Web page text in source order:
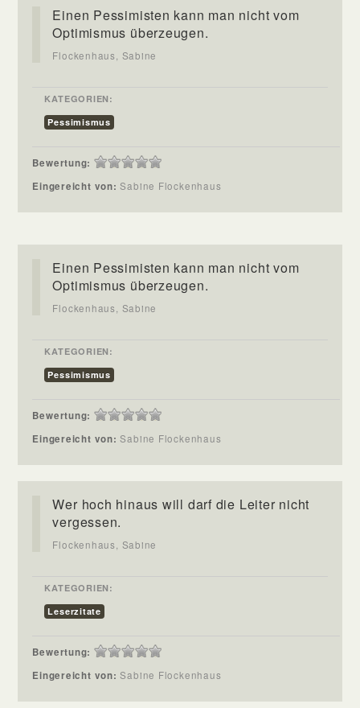
Einen Pessimisten kann man nicht vom
Optimismus überzeugen.
Flockenhaus, Sabine
KATEGORIEN:
Pessimismus
Bewertung:
Eingereicht von:Sabine Flockenhaus
Einen Pessimisten kann man nicht vom
Optimismus überzeugen.
Flockenhaus, Sabine
KATEGORIEN:
Pessimismus
Bewertung:
Eingereicht von:Sabine Flockenhaus
Wer hoch hinaus will darf die Leiter nicht
vergessen.
Flockenhaus, Sabine
KATEGORIEN:
Leserzitate
Bewertung:
Eingereicht von:Sabine Flockenhaus